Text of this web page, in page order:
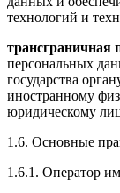
технологий и
трансграничная
персональных
государства
иностранному
юридическому
1.6. Основные
1.6.1. Оператор